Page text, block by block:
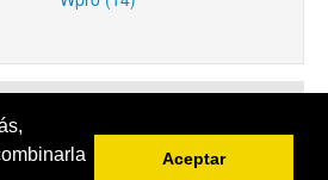
Aceptar
supplement or enhance the service